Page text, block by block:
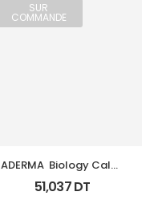
SUR
COMMANDE
ADERMA  Biology Calm
Soin Apaisant Tb 40 Ml
51,037DT